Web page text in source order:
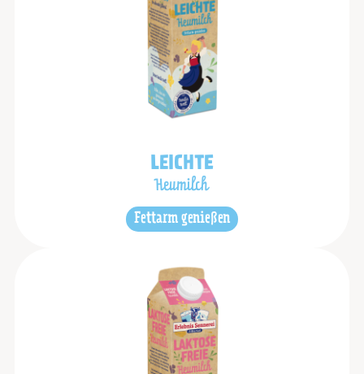
LEICHTE
Heumilch
Fettarm genießen